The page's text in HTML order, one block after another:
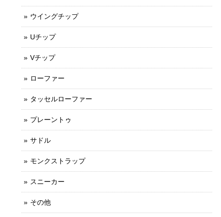
ウイングチップ
Uチップ
Vチップ
ローファー
タッセルローファー
プレーントゥ
サドル
モンクストラップ
スニーカー
その他